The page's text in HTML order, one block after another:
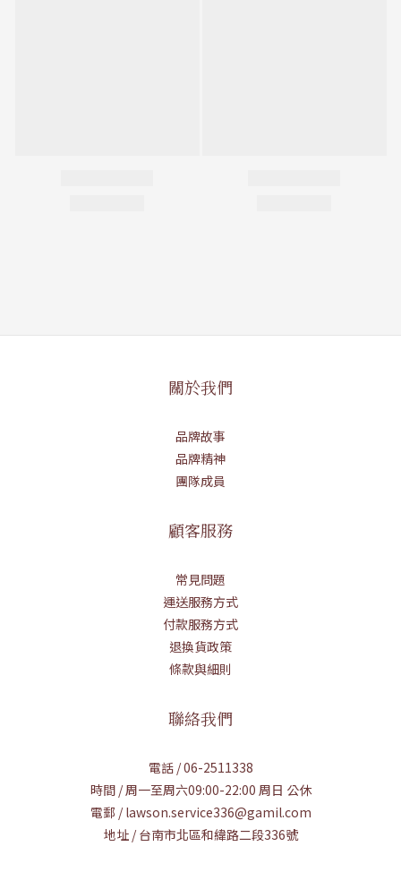
關於我們
品牌故事
品牌精神
團隊成員
顧客服務
常見問題
運送服務方式
付款服務方式
退換貨政策
條款與細則
聯絡我們
電話 / 06-2511338
時間 / 周一至周六09:00-22:00 周日 公休
電郵 / lawson.service336@gamil.com
地址 / 台南市北區和緯路二段336號